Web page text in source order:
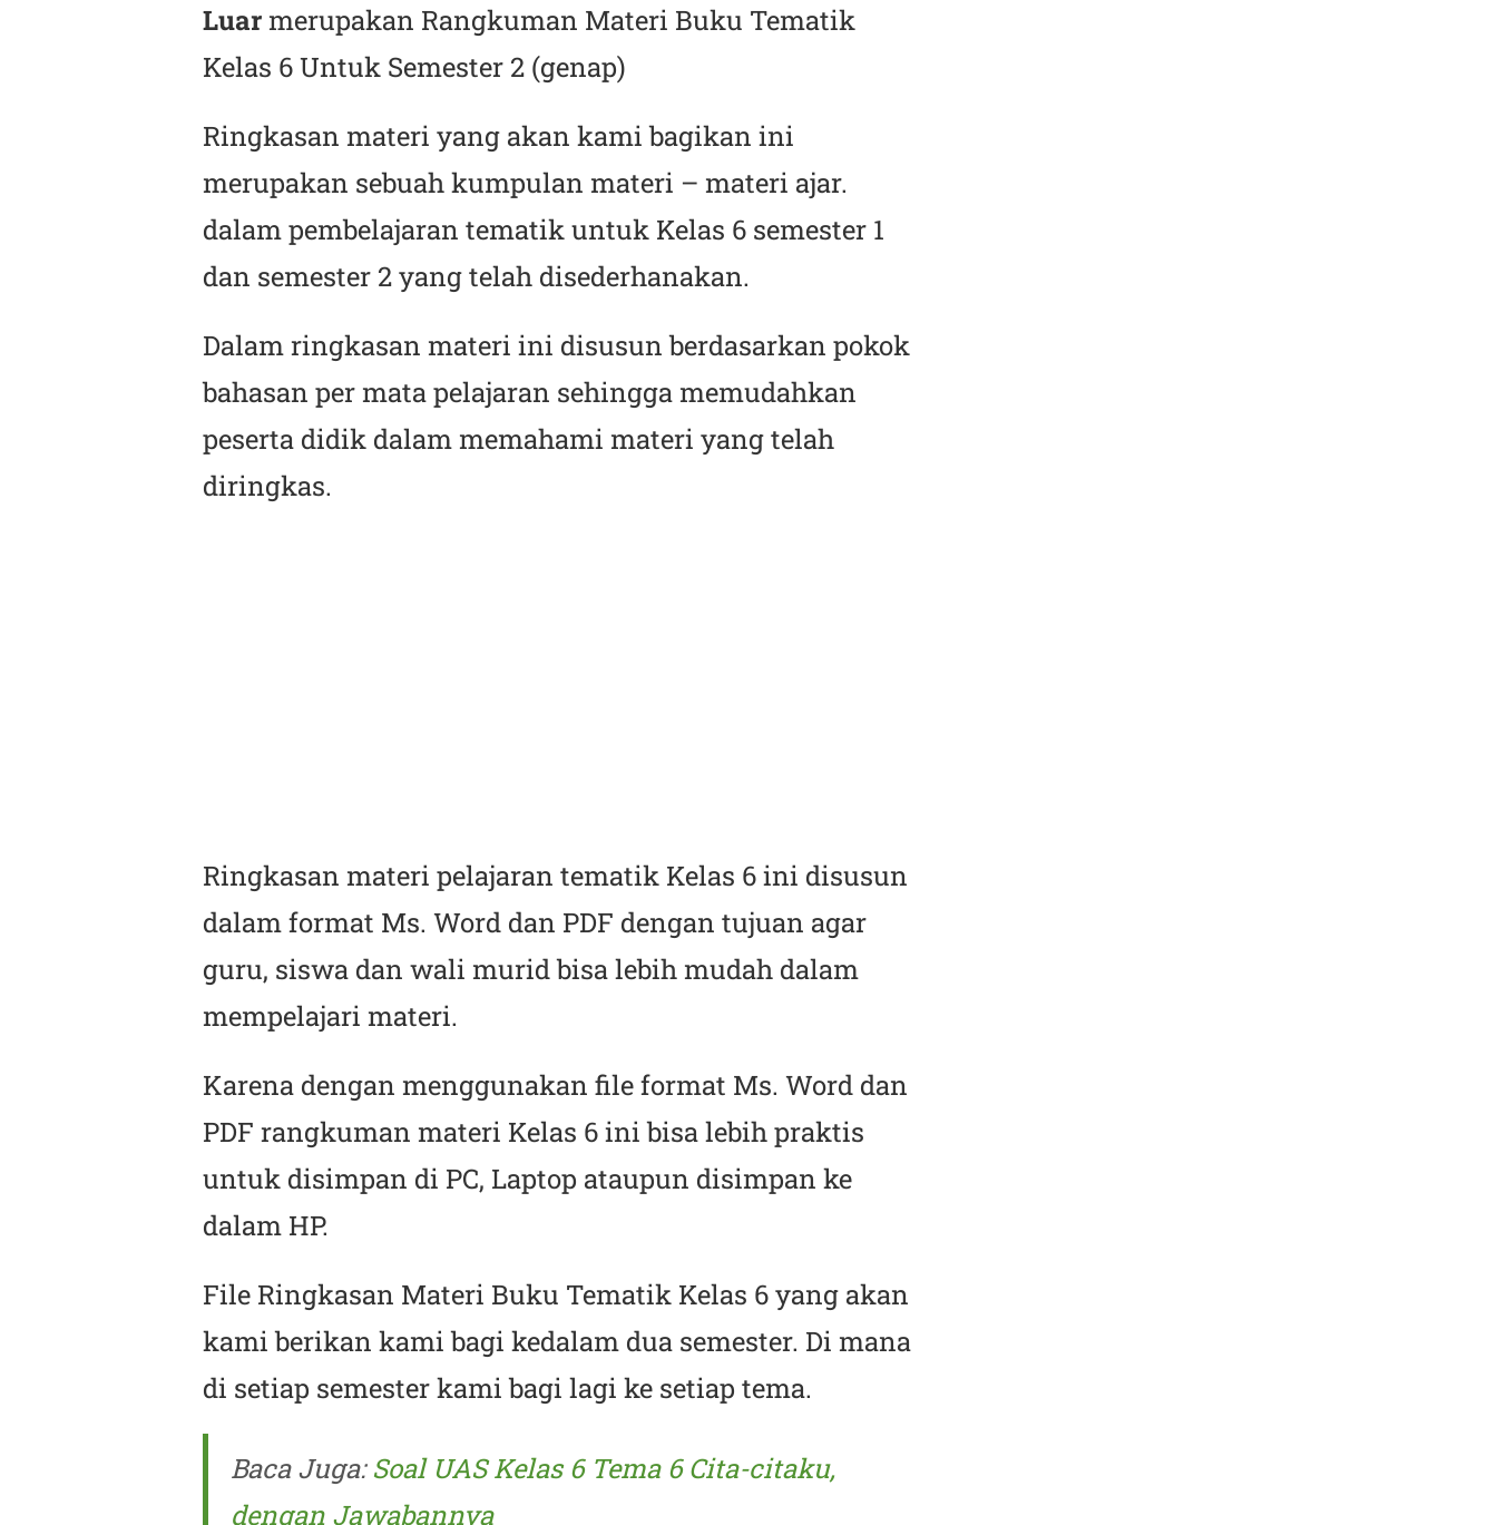
Luarmerupakan Rangkuman Materi Buku Tematik
Kelas 6 Untuk Semester 2 (genap)
Ringkasan materi yang akan kami bagikan ini
merupakan sebuah kumpulan materi – materi ajar.
dalam pembelajaran tematik untuk Kelas 6 semester 1
dan semester 2 yang telah disederhanakan.
Dalam ringkasan materi ini disusun berdasarkan pokok
bahasan per mata pelajaran sehingga memudahkan
peserta didik dalam memahami materi yang telah
diringkas.
Ringkasan materi pelajaran tematik Kelas 6 ini disusun
dalam format Ms. Word dan PDF dengan tujuan agar
guru, siswa dan wali murid bisa lebih mudah dalam
mempelajari materi.
Karena dengan menggunakan file format Ms. Word dan
PDF rangkuman materi Kelas 6 ini bisa lebih praktis
untuk disimpan di PC, Laptop ataupun disimpan ke
dalam HP.
File Ringkasan Materi Buku Tematik Kelas 6 yang akan
kami berikan kami bagi kedalam dua semester. Di mana
di setiap semester kami bagi lagi ke setiap tema.
Baca Juga:Soal UAS Kelas 6 Tema 6 Cita-citaku,
dengan Jawabannya